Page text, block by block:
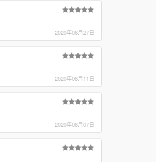
2020年08月27日
2020年08月11日
2020年08月07日